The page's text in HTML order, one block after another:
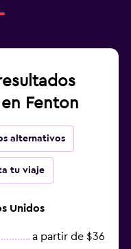
Fenton
alternativos
tu viaje
Unidos
a partir de $36